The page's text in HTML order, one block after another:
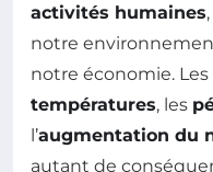
activités humaines
notre
notre économie.
températures, les
l’augmentation du
autant de